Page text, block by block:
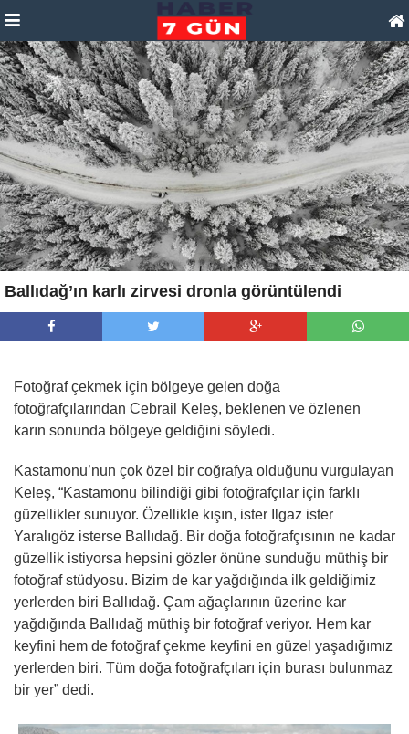
Ballıdağ’ın karlı zirvesi dronla görüntülendi
Fotoğraf çekmek için bölgeye gelen doğa
fotoğrafçılarından Cebrail Keleş, beklenen ve özlenen
karın sonunda bölgeye geldiğini söyledi.
Kastamonu’nun çok özel bir coğrafya olduğunu vurgulayan
Keleş, “Kastamonu bilindiği gibi fotoğrafçılar için farklı
güzellikler sunuyor. Özellikle kışın, ister Ilgaz ister
Yaralıgöz isterse Ballıdağ. Bir doğa fotoğrafçısının ne kadar
güzellik istiyorsa hepsini gözler önüne sunduğu müthiş bir
fotoğraf stüdyosu. Bizim de kar yağdığında ilk geldiğimiz
yerlerden biri Ballıdağ. Çam ağaçlarının üzerine kar
yağdığında Ballıdağ müthiş bir fotoğraf veriyor. Hem kar
keyfini hem de fotoğraf çekme keyfini en güzel yaşadığımız
yerlerden biri. Tüm doğa fotoğrafçıları için burası bulunmaz
bir yer” dedi.